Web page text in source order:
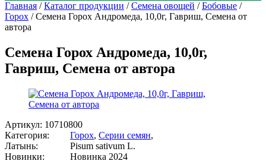
Главная /Каталог продукции /Семена овощей /Бобовые /
Горох /Семена Горох Андромеда, 10,0г, Гавриш, Семена от
автора
Семена Горох Андромеда, 10,0г,
Гавриш, Семена от автора
Артикул: 10710800
Категория:
Горох, Серии семян,
Латынь:
Pisum sativum L.
Новинки:
Новинка 2024